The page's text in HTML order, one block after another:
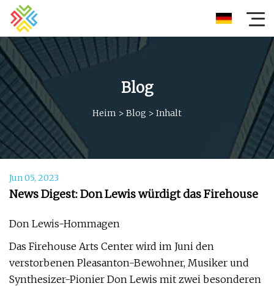
Blog
Heim > Blog > Inhalt
Jun 05, 2023
News Digest: Don Lewis würdigt das Firehouse
Don Lewis-Hommagen
Das Firehouse Arts Center wird im Juni den
verstorbenen Pleasanton-Bewohner, Musiker und
Synthesizer-Pionier Don Lewis mit zwei besonderen